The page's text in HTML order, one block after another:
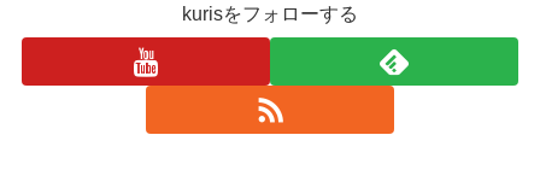
kurisをフォローする